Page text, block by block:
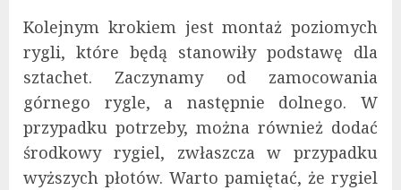
Kolejnym krokiem jest montaż poziomych
rygli, które będą stanowiły podstawę dla
sztachet. Zaczynamy od zamocowania
górnego rygle, a następnie dolnego. W
przypadku potrzeby, można również dodać
środkowy rygiel, zwłaszcza w przypadku
wyższych płotów. Warto pamiętać, że rygiel